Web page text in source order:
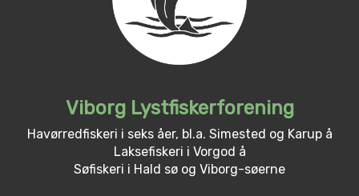
Viborg Lystfiskerforening
Havørredfiskeri i seks åer, bl.a. Simested og Karup å
Laksefiskeri i Vorgod å
Søfiskeri i Hald sø og Viborg-søerne